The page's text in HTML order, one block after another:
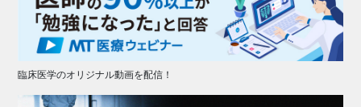
臨床医学のオリジナル動画を配信！